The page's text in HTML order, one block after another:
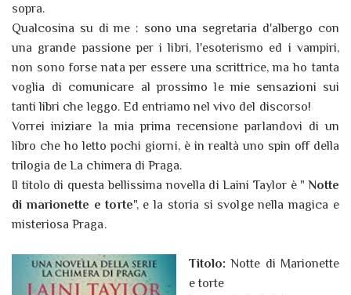
sopra.
Qualcosina su di me : sono una segretaria d'albergo con
una grande passione per i libri, l'esoterismo ed i vampiri,
non sono forse nata per essere una scrittrice, ma ho tanta
voglia di comunicare al prossimo le mie sensazioni sui
tanti libri che leggo. Ed entriamo nel vivo del discorso!
Vorrei iniziare la mia prima recensione parlandovi di un
libro che ho letto pochi giorni, è in realtà uno spin off della
trilogia de La chimera di Praga.
Il titolo di questa bellissima novella di Laini Taylor è "Notte
di marionette e torte", e la storia si svolge nella magica e
misteriosa Praga.
Titolo:Notte di Marionette
e torte